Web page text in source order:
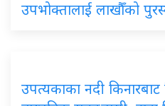
उपभोक्तालाई लाखौँको
उपत्यकाका नदी किनारबाट